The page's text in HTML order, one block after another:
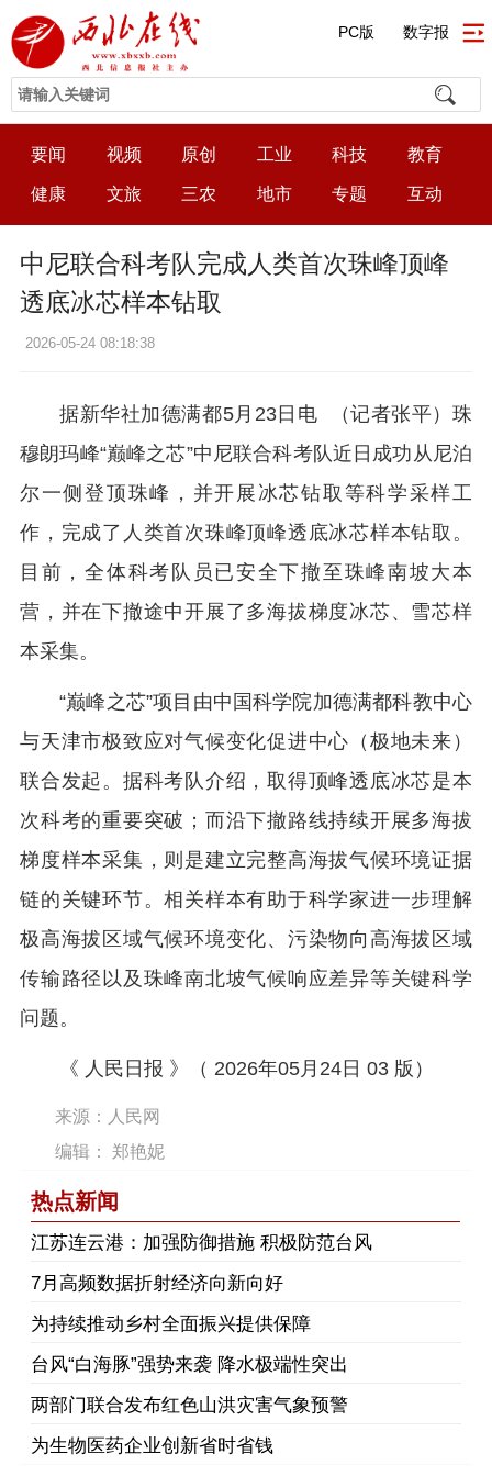
PC版 数字报
要闻 视频 原创 工业 科技 教育
健康 文旅 三农 地市 专题 互动
中尼联合科考队完成人类首次珠峰顶峰
透底冰芯样本钻取
2026-05-24 08:18:38
据新华社加德满都5月23日电 （记者张平）珠
穆朗玛峰“巅峰之芯”中尼联合科考队近日成功从尼泊
尔一侧登顶珠峰，并开展冰芯钻取等科学采样工
作，完成了人类首次珠峰顶峰透底冰芯样本钻取。
目前，全体科考队员已安全下撤至珠峰南坡大本
营，并在下撤途中开展了多海拔梯度冰芯、雪芯样
本采集。
“巅峰之芯”项目由中国科学院加德满都科教中心
与天津市极致应对气候变化促进中心（极地未来）
联合发起。据科考队介绍，取得顶峰透底冰芯是本
次科考的重要突破；而沿下撤路线持续开展多海拔
梯度样本采集，则是建立完整高海拔气候环境证据
链的关键环节。相关样本有助于科学家进一步理解
极高海拔区域气候环境变化、污染物向高海拔区域
传输路径以及珠峰南北坡气候响应差异等关键科学
问题。
《 人民日报 》（ 2026年05月24日 03 版）
来源：人民网
编辑： 郑艳妮
热点新闻
江苏连云港：加强防御措施 积极防范台风
7月高频数据折射经济向新向好
为持续推动乡村全面振兴提供保障
台风“白海豚”强势来袭 降水极端性突出
两部门联合发布红色山洪灾害气象预警
为生物医药企业创新省时省钱